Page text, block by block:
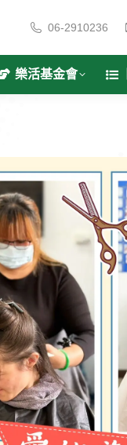
06-2910236
樂活基金會